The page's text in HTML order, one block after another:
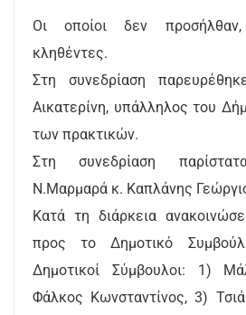
Οι οποίοι δεν προσήλθαν,
κληθέντες.
Στη συνεδρίαση
Αικατερίνη, υπάλληλος του
των πρακτικών.
Στη συνεδρίαση
Ν.Μαρμαρά κ. Καπλάνης
Κατά τη διάρκεια
προς το Δημοτικό
Δημοτικοί Σύμβουλοι: 1)
Φάλκος Κωνσταντίνος, 3)